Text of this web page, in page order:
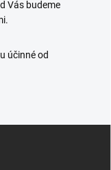
Vás budeme
účinné od